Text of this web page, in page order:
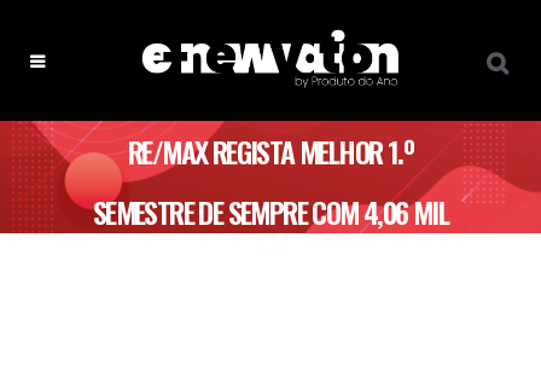
RE/MAX REGISTA MELHOR 1.º
SEMESTRE DE SEMPRE COM 4,06 MIL